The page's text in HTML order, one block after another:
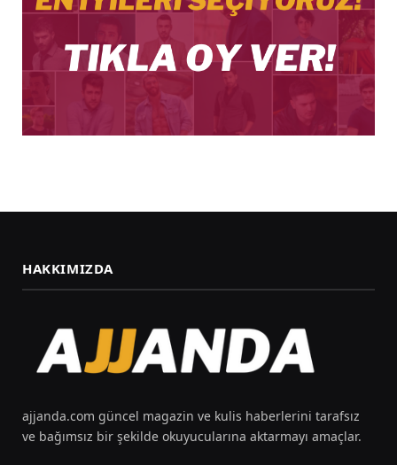
HAKKIMIZDA
ajjanda.com güncel magazin ve kulis haberlerini tarafsız
ve bağımsız bir şekilde okuyucularına aktarmayı amaçlar.